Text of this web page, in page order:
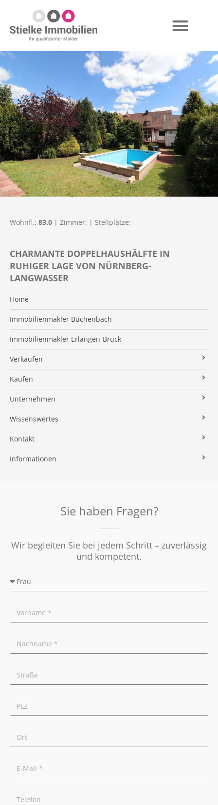
CHARMANTE DOPPELHAUSHÄLFTE IN
RUHIGER LAGE VON NÜRNBERG-
LANGWASSER
Home
Immobilienmakler Büchenbach
Immobilienmakler Erlangen-Bruck
Verkaufen
Verkaufsanfrage
Referenzobjekte
Makleralleinauftrag
Wertermittlung
Verkaufsvorbereitung
Vermarktung
Tipps für Privatverkäufer
Kaufen
Immobilienangebote
Finanzierung
Suchauftrag
Unternehmen
Über uns
Kundenstimmen
Stielke-Facts
Kooperationspartner
Wissenswertes
Immobilien News
Immobilien ABC
Kontakt
Impressum
Informationen
Wohnfl.: 83.0 | Zimmer: | Stellplätze:
Sie haben Fragen?
Wir begleiten Sie bei jedem Schritt – zuverlässig
und kompetent.